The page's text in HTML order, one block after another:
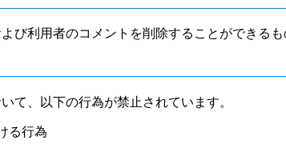
び利用者のコメントを削除することができるも
て、以下の行為が禁止されています。
る行為